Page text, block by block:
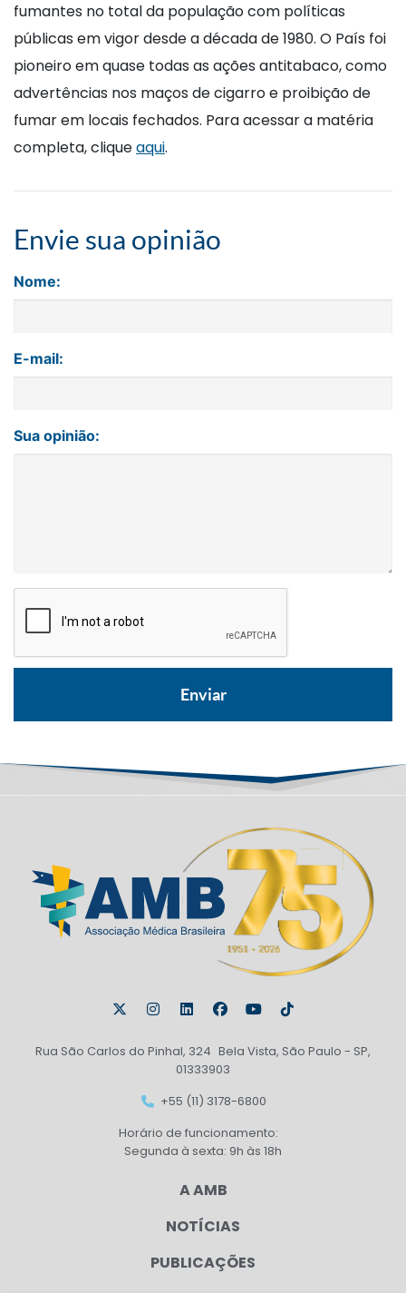
fumantes no total da população com políticas
públicas em vigor desde a década de 1980. O País foi
pioneiro em quase todas as ações antitabaco, como
advertências nos maços de cigarro e proibição de
fumar em locais fechados. Para acessar a matéria
completa, cliqueaqui.
Envie sua opinião
Nome:
E-mail:
Sua opinião:
Rua São Carlos do Pinhal, 324 Bela Vista, São Paulo - SP,
01333903
+55 (11) 3178-6800
Horário de funcionamento:
Segunda à sexta: 9h às 18h
A AMB
NOTÍCIAS
PUBLICAÇÕES